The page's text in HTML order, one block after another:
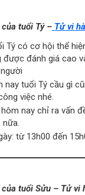
tuổi Tý – Tử vi
Tý có cơ hội thể
được đánh giá cao
nay tuổi Tý cầu gì
việc nhé.
nay chỉ ra vấn
từ 13h00 đến
tuổi Sửu – Tử vi